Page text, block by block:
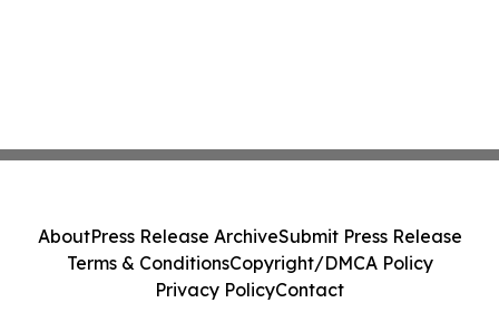
AboutPress Release ArchiveSubmit Press Release
Terms & ConditionsCopyright/DMCA Policy
Privacy PolicyContact